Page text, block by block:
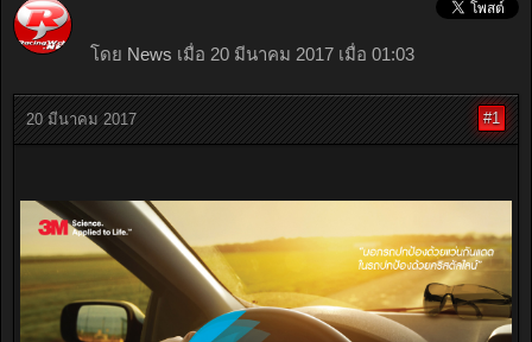
โดย News เมื่อ 20 มีนาคม 2017 เมื่อ 01:03
20 มีนาคม 2017 #1